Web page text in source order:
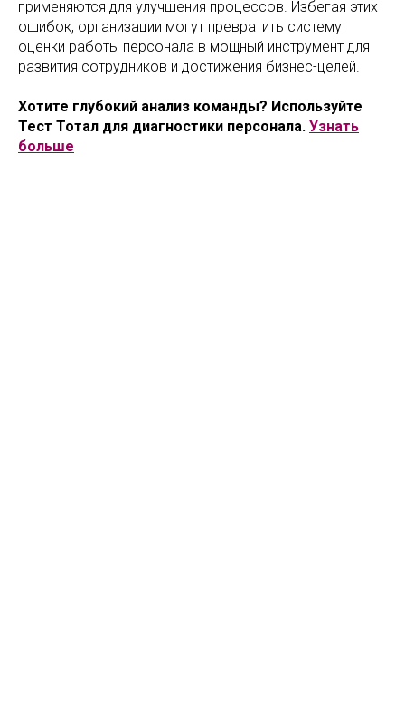
применяются для улучшения процессов. Избегая этих
ошибок, организации могут превратить систему
оценки работы персонала в мощный инструмент для
развития сотрудников и достижения бизнес-целей.
Хотите глубокий анализ команды? Используйте
Тест Тотал для диагностики персонала. Узнать
больше